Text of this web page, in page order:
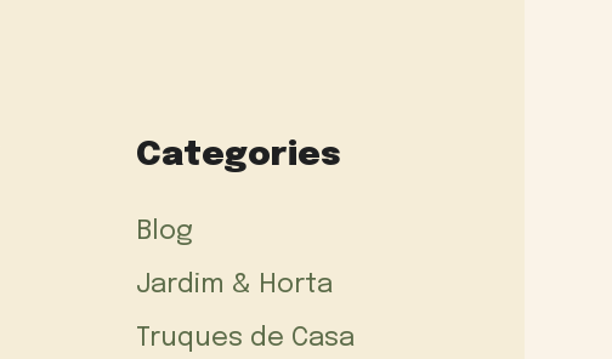
Categories
Blog
Jardim & Horta
Truques de Casa